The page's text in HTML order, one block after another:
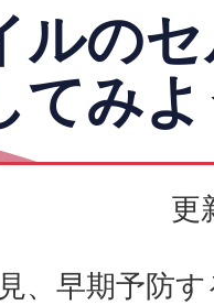
ルの
てみ
更
、早期予防